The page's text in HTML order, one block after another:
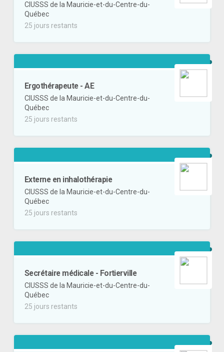
CIUSSS de la Mauricie-et-du-Centre-du-
Québec
25 jours restants
Ergothérapeute - AE
CIUSSS de la Mauricie-et-du-Centre-du-
Québec
25 jours restants
Externe en inhalothérapie
CIUSSS de la Mauricie-et-du-Centre-du-
Québec
25 jours restants
Secrétaire médicale - Fortierville
CIUSSS de la Mauricie-et-du-Centre-du-
Québec
25 jours restants